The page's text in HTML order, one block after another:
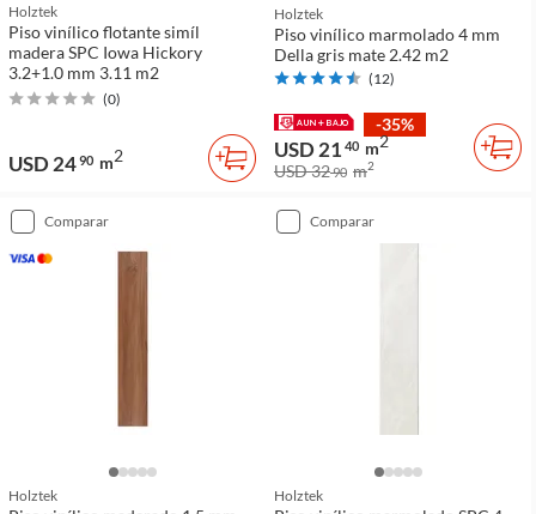
Holztek
Piso vinílico flotante simíl
madera SPC Iowa Hickory
3.2+1.0 mm 3.11 m2
(0)
USD 2490 m2
Holztek
Piso vinílico marmolado 4 mm
Della gris mate 2.42 m2
(12)
-35%
USD 21 40 m2
USD 3290 m2
comparar
Holztek
comparar
Holztek